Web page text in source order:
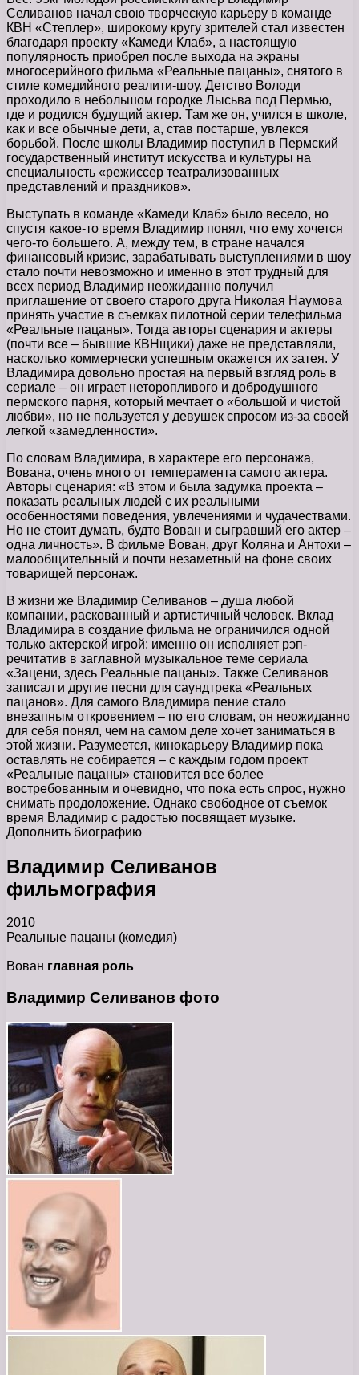
Селиванов начал свою творческую карьеру в команде
КВН «Степлер», широкому кругу зрителей стал известен
благодаря проекту «Камеди Клаб», а настоящую
популярность приобрел после выхода на экраны
многосерийного фильма «Реальные пацаны», снятого в
стиле комедийного реалити-шоу. Детство Володи
проходило в небольшом городке Лысьва под Пермью,
где и родился будущий актер. Там же он, учился в школе,
как и все обычные дети, а, став постарше, увлекся
борьбой. После школы Владимир поступил в Пермский
государственный институт искусства и культуры на
специальность «режиссер театрализованных
представлений и праздников».
Выступать в команде «Камеди Клаб» было весело, но
спустя какое-то время Владимир понял, что ему хочется
чего-то большего. А, между тем, в стране начался
финансовый кризис, зарабатывать выступлениями в шоу
стало почти невозможно и именно в этот трудный для
всех период Владимир неожиданно получил
приглашение от своего старого друга Николая Наумова
принять участие в съемках пилотной серии телефильма
«Реальные пацаны». Тогда авторы сценария и актеры
(почти все – бывшие КВНщики) даже не представляли,
насколько коммерчески успешным окажется их затея. У
Владимира довольно простая на первый взгляд роль в
сериале – он играет неторопливого и добродушного
пермского парня, который мечтает о «большой и чистой
любви», но не пользуется у девушек спросом из-за своей
легкой «замедленности».
По словам Владимира, в характере его персонажа,
Вована, очень много от темперамента самого актера.
Авторы сценария: «В этом и была задумка проекта –
показать реальных людей с их реальными
особенностями поведения, увлечениями и чудачествами.
Но не стоит думать, будто Вован и сыгравший его актер –
одна личность». В фильме Вован, друг Коляна и Антохи –
малообщительный и почти незаметный на фоне своих
товарищей персонаж.
В жизни же Владимир Селиванов – душа любой
компании, раскованный и артистичный человек. Вклад
Владимира в создание фильма не ограничился одной
только актерской игрой: именно он исполняет рэп-
речитатив в заглавной музыкальное теме сериала
«Зацени, здесь Реальные пацаны». Также Селиванов
записал и другие песни для саундтрека «Реальных
пацанов». Для самого Владимира пение стало
внезапным откровением – по его словам, он неожиданно
для себя понял, чем на самом деле хочет заниматься в
этой жизни. Разумеется, кинокарьеру Владимир пока
оставлять не собирается – с каждым годом проект
«Реальные пацаны» становится все более
востребованным и очевидно, что пока есть спрос, нужно
снимать продоложение. Однако свободное от съемок
время Владимир с радостью посвящает музыке.
Дополнить биографию
Владимир Селиванов
фильмография
2010
Реальные пацаны (комедия)
Вован главная роль
Владимир Селиванов фото